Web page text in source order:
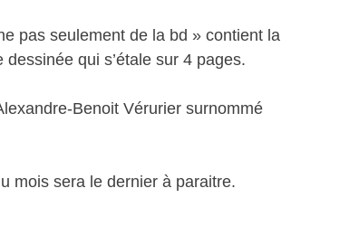
pas seulement de la bd » contient la
qui s’étale sur 4 pages.
Benoit Vérurier surnommé
mois sera le dernier à paraitre.